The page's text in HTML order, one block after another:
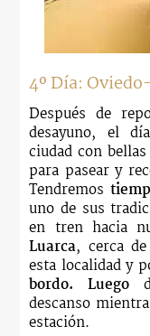
4º Día:
Después de
desayuno, el
ciudad con
para pasear y
Tendremos
uno de sus
en tren hacia
Luarca, cerca
esta localidad y
bordo. Luego
descanso
estación.